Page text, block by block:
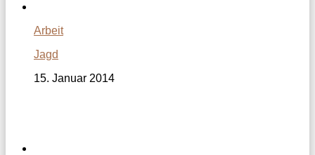
Arbeit
Jagd
15. Januar 2014